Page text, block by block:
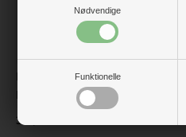
Nødvendige
Funktionelle
HUTTEliHUT - Balaclava
Heart Emb. Wool - Burlwood
399,95